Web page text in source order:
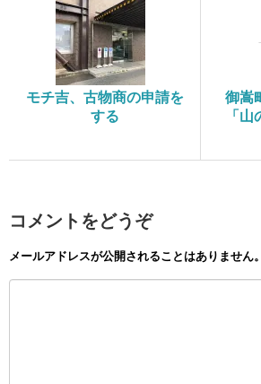
モチ吉、古物商の申請を
する
御嵩
「
コメントをどうぞ
メールアドレスが公開されることはありません。